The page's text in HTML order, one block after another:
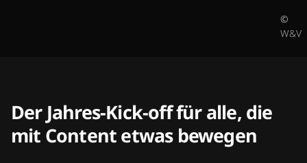
©
W&V
Der Jahres-Kick-off für alle, die
mit Content etwas bewegen